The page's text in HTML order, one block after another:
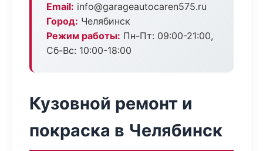
Email: info@garageautocaren575.ru
Город: Челябинск
Режим работы: Пн-Пт: 09:00-21:00,
Сб-Вс: 10:00-18:00
Кузовной ремонт и
покраска в Челябинск